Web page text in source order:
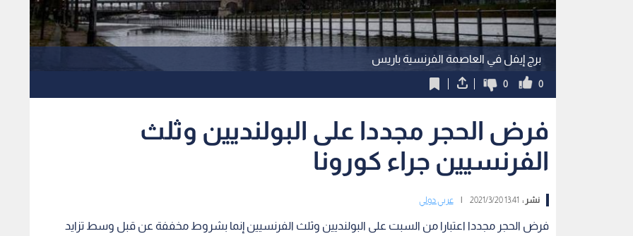
برج إيفل في العاصمة الفرنسية باريس
0
0
فرض الحجر مجددا على البولنديين وثلث
الفرنسيين جراء كورونا
نشر : 13:41 2021/3/20 عربي دولي
فرض الحجر مجددا اعتبارا من السبت على البولنديين وثلث الفرنسيين إنما بشروط مخففة عن قبل وسط تزايد